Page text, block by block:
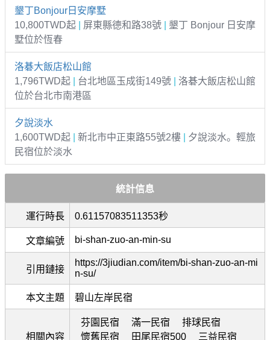
墾丁Bonjour日安摩墅
10,800TWD起
屏東縣德和路38號
墾丁 Bonjour 日安摩
墅位於恆春
洛碁大飯店松山館
1,796TWD起
台北地區玉成街149號
洛碁大飯店松山館
位於台北市南港區
夕說淡水
1,600TWD起
新北市中正東路55號2樓
夕說淡水。輕旅
民宿位於淡水
統計信息
運行時長 0.61157083511353秒
文章編號 bi-shan-zuo-an-min-su
引用鏈接
https://3jiudian.com/item/bi-shan-zuo-an-mi
n-su/
本文主題 碧山左岸民宿
相關內容
芬園民宿 滿一民宿
排球民宿
懷舊民宿
田尾民宿500 三益民宿